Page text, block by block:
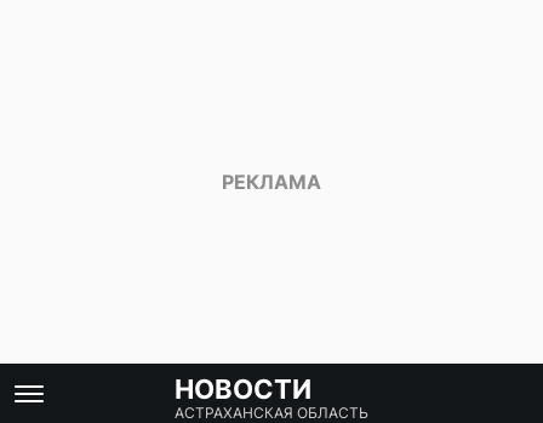
НОВОСТИ
АСТРАХАНСКАЯ ОБЛАСТЬ